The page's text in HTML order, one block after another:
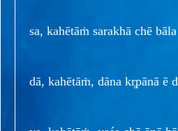
sa, kahētāṁ sarakhā chē
dā, kahētāṁ, dāna kr̥pānā ē